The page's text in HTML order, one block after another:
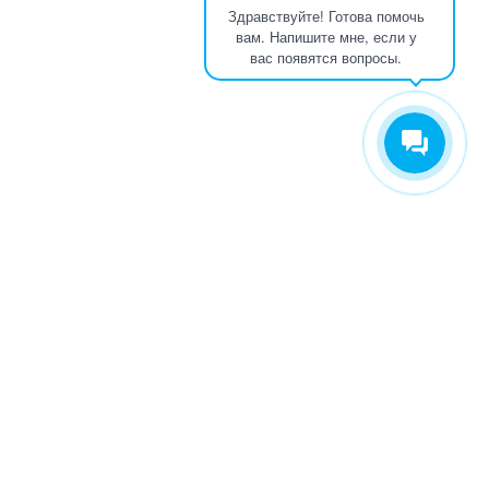
Здравствуйте! Готова помочь
вам. Напишите мне, если у
вас появятся вопросы.